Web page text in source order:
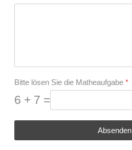
Bitte lösen Sie die Matheaufgabe *
6 + 7 =
Absenden